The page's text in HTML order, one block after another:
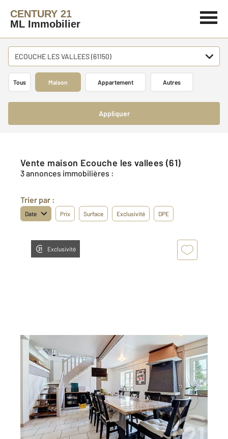
CENTURY 21
ML Immobilier
ECOUCHE LES VALLEES (61150)
Tous Maison Appartement Autres
Appliquer
Vente maison Ecouche les vallees (61)
3 annonces immobilières :
Trier par :
Date Prix Surface Exclusivité DPE
Exclusivité
ECOUCHE LES VALLEES 61
117,80 m2, 5 pièces
Ref : 13131
Maison à vendre
135 500 €
Votre agence CENTURY 21 ML Immobilier vous